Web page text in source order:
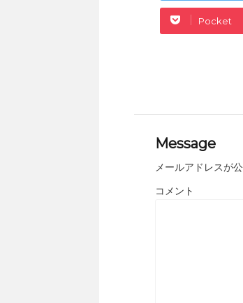
Pocket
Message
メールアドレスが
コメント